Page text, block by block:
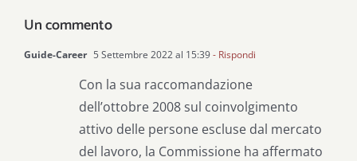
Un commento
Guide-Career 5 Settembre 2022 al 15:39- Rispondi
Con la sua raccomandazione
dell’ottobre 2008 sul coinvolgimento
attivo delle persone escluse dal mercato
del lavoro, la Commissione ha affermato